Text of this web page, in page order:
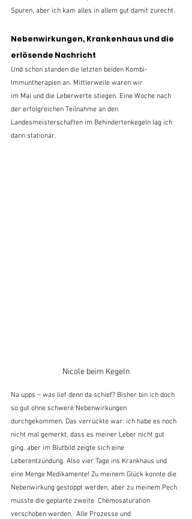
Spuren, aber ich kam alles in allem gut damit zurecht.
Nebenwirkungen, Krankenhaus und die
erlösende Nachricht
Und schon standen die letzten beiden Kombi-
Immuntherapien an. Mittlerweile waren wir
im Mai und die Leberwerte stiegen. Eine Woche nach
der erfolgreichen Teilnahme an den
Landesmeisterschaften im Behindertenkegeln lag ich
dann stationär.
Nicole beim Kegeln
Na upps – was lief denn da schief? Bisher bin ich doch
so gut ohne schwere Nebenwirkungen
durchgekommen. Das verrückte war: ich habe es noch
nicht mal gemerkt, dass es meiner Leber nicht gut
ging, aber im Blutbild zeigte sich eine
Leberentzündung. Also vier Tage ins Krankhaus und
eine Menge Medikamente! Zu meinem Glück konnte die
Nebenwirkung gestoppt werden, aber zu meinem Pech
musste die geplante zweite  Chemosaturation
verschoben werden.  Alle Prozesse und